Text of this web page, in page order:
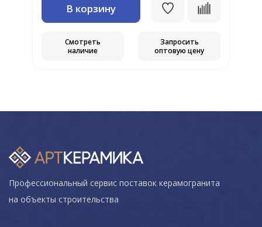
В корзину
Смотреть
наличие
Запросить
оптовую цену
Профессиональный сервис поставок керамогранита
на объекты строительства